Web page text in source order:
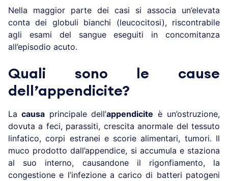
Nella maggior parte dei casi si associa un’elevata
conta dei globuli bianchi (leucocitosi), riscontrabile
agli esami del sangue eseguiti in concomitanza
all’episodio acuto.
Quali sono le cause
dell’appendicite?
La causaprincipale dell’appendicite è un’ostruzione,
dovuta a feci, parassiti, crescita anormale del tessuto
linfatico, corpi estranei e scorie alimentari, tumori. Il
muco prodotto dall’appendice, si accumula e staziona
al suo interno, causandone il rigonfiamento, la
congestione e l’infezione a carico di batteri patogeni